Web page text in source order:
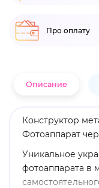
Про оплату
Описание
Конструктор
Фотоаппарат
Уникальное
фотоаппарата в